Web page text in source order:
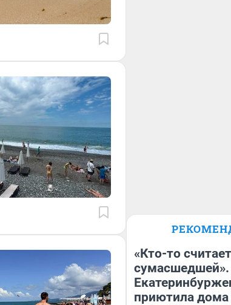
«Кто-то
сумасшедшей».
приютила дома